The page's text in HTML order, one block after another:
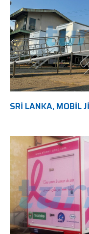
SRI LANKA, MOBIL